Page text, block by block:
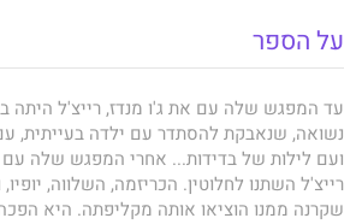
על הספר
עד המפגש שלה עם את ג'ו מנדז, רייצ'ל היתה
נשואה, שנאבקת להסתדר עם ילדה בעייתית,
ועם לילות של בדידות... אחרי המפגש שלה עם
רייצ'ל השתנו לחלוטין. הכריזמה, השלווה, יופיו,
שקרנה ממנו הוציאו אותה מקליפתה. היא